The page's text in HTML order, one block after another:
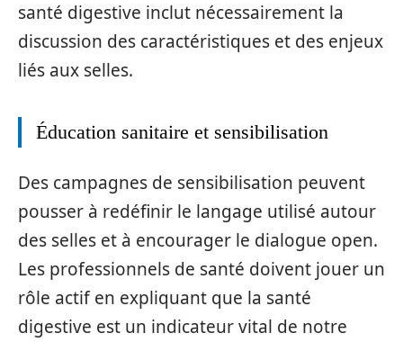
santé digestive inclut nécessairement la
discussion des caractéristiques et des enjeux
liés aux selles.
Éducation sanitaire et sensibilisation
Des campagnes de sensibilisation peuvent
pousser à redéfinir le langage utilisé autour
des selles et à encourager le dialogue open.
Les professionnels de santé doivent jouer un
rôle actif en expliquant que la santé
digestive est un indicateur vital de notre